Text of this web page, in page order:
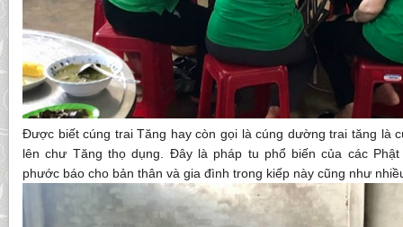
Được biết cúng trai Tăng hay còn gọi là cúng dường trai tăng là
lên chư Tăng thọ dụng. Đây là pháp tu phổ biến của các
phước báo cho bản thân và gia đình trong kiếp này cũng như